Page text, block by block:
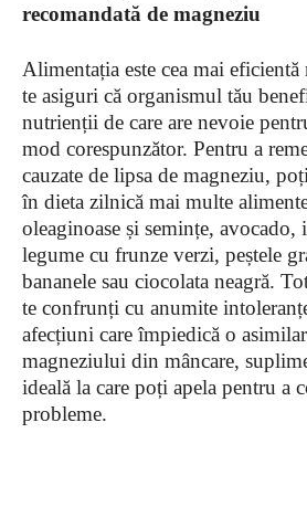
recomandată de magneziu
Alimentația este cea mai eficientă
te asiguri că organismul tău
nutrienții de care are nevoie
mod corespunzător. Pentru a
cauzate de lipsa de magneziu,
în dieta zilnică mai multe
oleaginoase și semințe, avocado,
legume cu frunze verzi, peștele
bananele sau ciocolata neagră.
te confrunți cu anumite
afecțiuni care împiedică o
magneziului din mâncare,
ideală la care poți apela pentru a
probleme.